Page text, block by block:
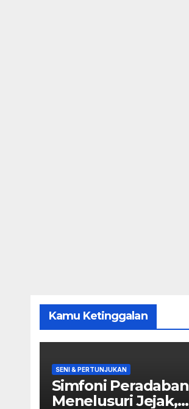
Kamu Ketinggalan
SENI & PERTUNJUKAN
Simfoni Peradaban
Menelusuri Jejak,